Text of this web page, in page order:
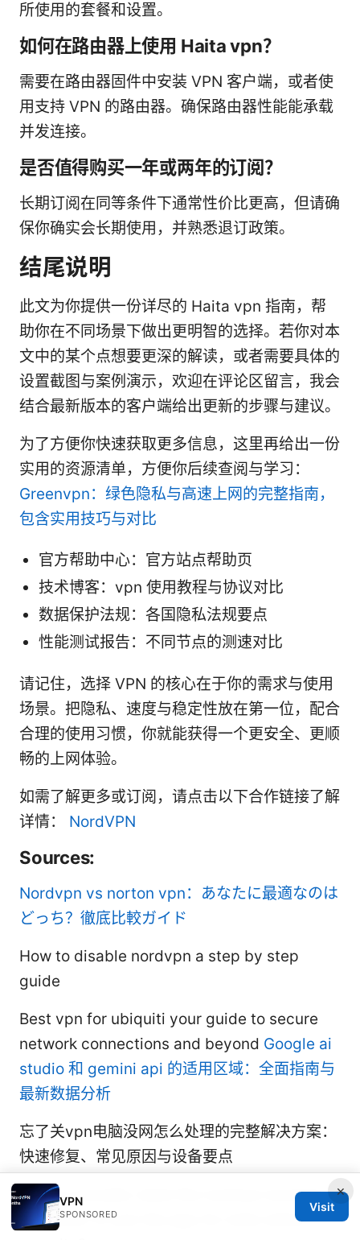
所使用的套餐和设置。
如何在路由器上使用 Haita vpn？
需要在路由器固件中安装 VPN 客户端，或者使
用支持 VPN 的路由器。确保路由器性能能承载
并发连接。
是否值得购买一年或两年的订阅？
长期订阅在同等条件下通常性价比更高，但请确
保你确实会长期使用，并熟悉退订政策。
结尾说明
此文为你提供一份详尽的 Haita vpn 指南，帮
助你在不同场景下做出更明智的选择。若你对本
文中的某个点想要更深的解读，或者需要具体的
设置截图与案例演示，欢迎在评论区留言，我会
结合最新版本的客户端给出更新的步骤与建议。
为了方便你快速获取更多信息，这里再给出一份
实用的资源清单，方便你后续查阅与学习：
Greenvpn：绿色隐私与高速上网的完整指南，
包含实用技巧与对比
官方帮助中心：官方站点帮助页
技术博客：vpn 使用教程与协议对比
数据保护法规：各国隐私法规要点
性能测试报告：不同节点的测速对比
请记住，选择 VPN 的核心在于你的需求与使用
场景。把隐私、速度与稳定性放在第一位，配合
合理的使用习惯，你就能获得一个更安全、更顺
畅的上网体验。
如需了解更多或订阅，请点击以下合作链接了解
详情： NordVPN
Sources:
Nordvpn vs norton vpn：あなたに最適なのは
どっち？徹底比較ガイド
How to disable nordvpn a step by step
guide
Best vpn for ubiquiti your guide to secure
network connections and beyond Google ai
studio 和 gemini api 的适用区域：全面指南与
最新数据分析
忘了关vpn电脑没网怎么处理的完整解决方案：
快速修复、常见原因与设备要点
Do you actually need the nordvpn browser
extension or just the app for total online
×
VPN
SPONSORED
Visit